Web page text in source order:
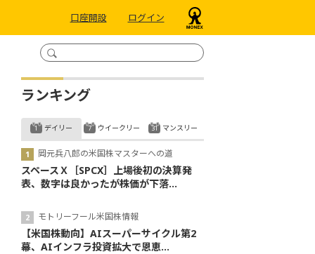
口座開設 ログイン
ランキング
デイリー
岡元兵八郎の米国株マスターへの道
スペースＸ［SPCX］上場後初の決算発
表、数字は良かったが株価が下落...
モトリーフール米国株情報
【米国株動向】AIスーパーサイクル第2
幕、AIインフラ投資拡大で恩恵...
ウイークリー マンスリー